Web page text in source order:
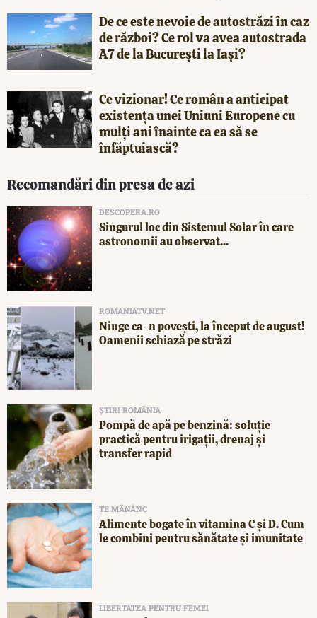
De ce este nevoie de autostrăzi în caz
de război? Ce rol va avea autostrada
A7 de la București la Iași?
Ce vizionar! Ce român a anticipat
existența unei Uniuni Europene cu
mulți ani înainte ca ea să se
înfăptuiască?
Recomandări din presa de azi
DESCOPERA.RO
Singurul loc din Sistemul Solar în care
astronomii au observat...
ROMANIATV.NET
Ninge ca-n povești, la început de august!
Oamenii schiază pe străzi
ȘTIRI ROMÂNIA
Pompă de apă pe benzină: soluție
practică pentru irigații, drenaj și
transfer rapid
TE MĂNÂNC
Alimente bogate în vitamina C și D. Cum
le combini pentru sănătate și imunitate
LIBERTATEA PENTRU FEMEI